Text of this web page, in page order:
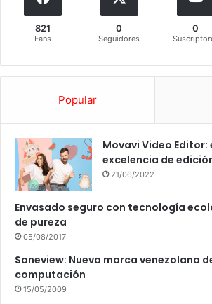
821
Fans
0
Seguidores
0
Popular
Movavi Video
excelencia de
21/06/2022
Envasado seguro con tecnología
de pureza
05/08/2017
Soneview: Nueva marca venezolana
computación
15/05/2009